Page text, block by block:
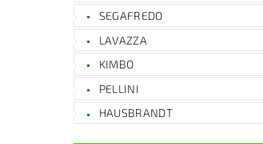
SEGAFREDO
LAVAZZA
KIMBO
PELLINI
HAUSBRANDT